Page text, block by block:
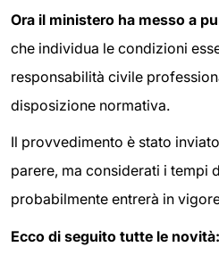
Ora il ministero ha messo a
che individua le condizioni
responsabilità civile
disposizione normativa.
Il provvedimento è stato
parere, ma considerati i tempi
probabilmente entrerà in
Ecco di seguito tutte le novità: